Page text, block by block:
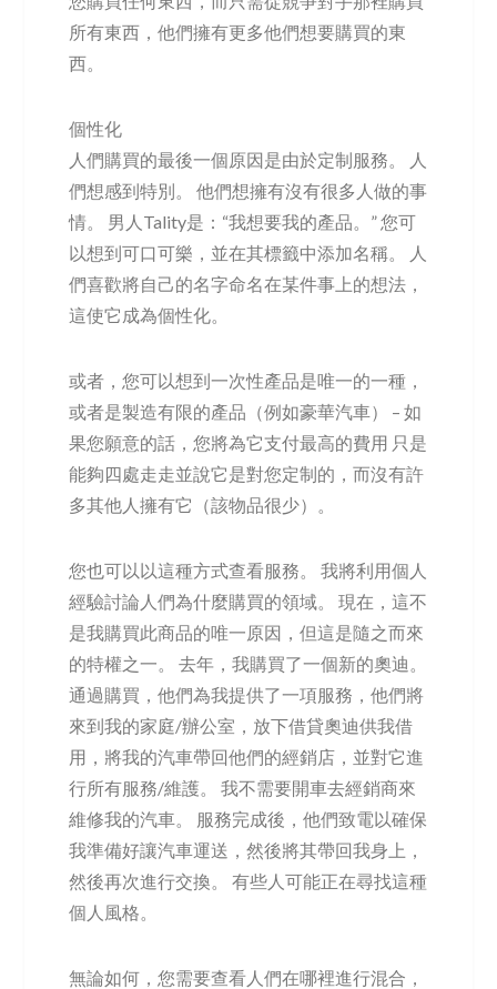
所有東西，他們擁有更多他們想要購買的東
西。
個性化
人們購買的最後一個原因是由於定制服務。 人
們想感到特別。 他們想擁有沒有很多人做的事
情。 男人Tality是：“我想要我的產品。” 您可
以想到可口可樂，並在其標籤中添加名稱。 人
們喜歡將自己的名字命名在某件事上的想法，
這使它成為個性化。
或者，您可以想到一次性產品是唯一的一種，
或者是製造有限的產品（例如豪華汽車） – 如
果您願意的話，您將為它支付最高的費用 只是
能夠四處走走並說它是對您定制的，而沒有許
多其他人擁有它（該物品很少）。
您也可以以這種方式查看服務。 我將利用個人
經驗討論人們為什麼購買的領域。 現在，這不
是我購買此商品的唯一原因，但這是隨之而來
的特權之一。 去年，我購買了一個新的奧迪。
通過購買，他們為我提供了一項服務，他們將
來到我的家庭/辦公室，放下借貸奧迪供我借
用，將我的汽車帶回他們的經銷店，並對它進
行所有服務/維護。 我不需要開車去經銷商來
維修我的汽車。 服務完成後，他們致電以確保
我準備好讓汽車運送，然後將其帶回我身上，
然後再次進行交換。 有些人可能正在尋找這種
個人風格。
無論如何，您需要查看人們在哪裡進行混合，